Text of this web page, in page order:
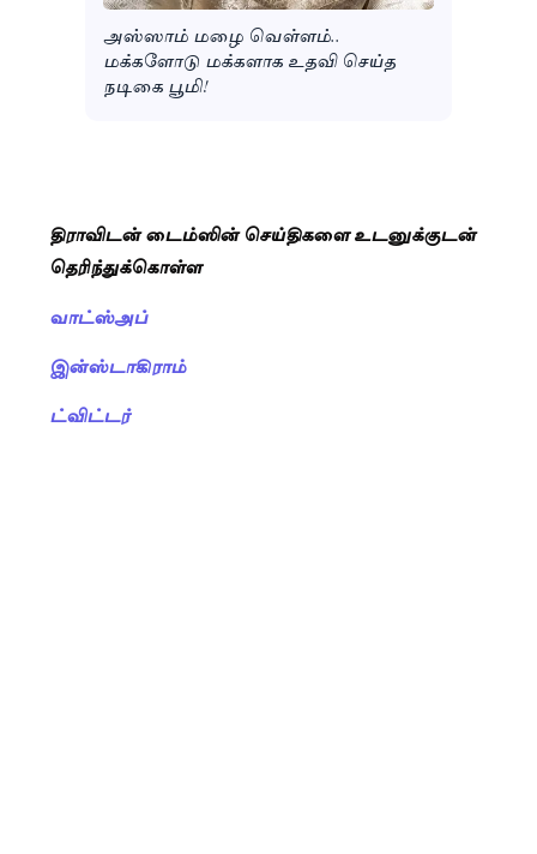
அஸ்ஸாம் மழை வெள்ளம்..
மக்களோடு மக்களாக உதவி செய்த
நடிகை பூமி!
திராவிடன் டைம்ஸின் செய்திகளை உடனுக்குடன்
தெரிந்துக்கொள்ள
வாட்ஸ்அப்
இன்ஸ்டாகிராம்
ட்விட்டர்